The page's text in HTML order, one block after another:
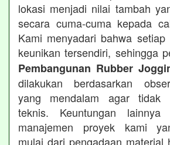
lokasi menjadi nilai tambah
secara cuma-cuma kepada
Kami menyadari bahwa setiap
keunikan tersendiri, sehingga
Pembangunan Rubber
dilakukan berdasarkan
yang mendalam agar tidak
teknis. Keuntungan lainnya
manajemen proyek kami
mulai dari pengadaan material